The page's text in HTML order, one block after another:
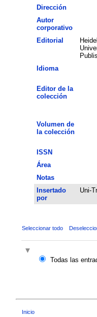
Dirección
Autor
corporativo
Editorial
Idioma
Editor de la
colección
Volumen de
la colección
ISSN
Área
Notas
Insertado
por
Uni-
Seleccionar todo
Todas las
Inicio